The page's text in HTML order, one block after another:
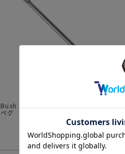
Bush Craft ブッシュクラフト/ブッシュ
ペグ
792